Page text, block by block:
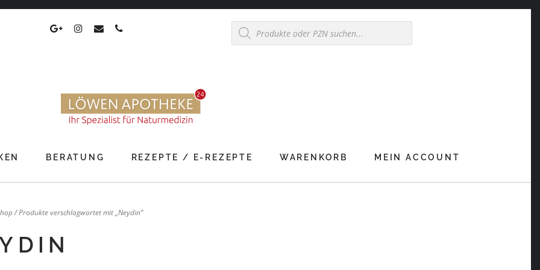
Products
search
BERATUNG REZEPTE / E-REZEPTE WARENKORB MEIN ACCOUNT
/ Produkte verschlagwortet mit „Neydin“